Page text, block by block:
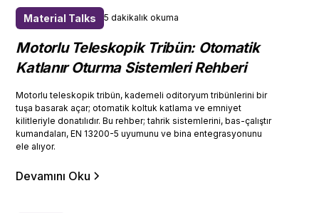
Material Talks 5 dakikalık okuma
Motorlu Teleskopik Tribün: Otomatik
Katlanır Oturma Sistemleri Rehberi
Motorlu teleskopik tribün, kademeli oditoryum tribünlerini bir
tuşa basarak açar; otomatik koltuk katlama ve emniyet
kilitleriyle donatılıdır. Bu rehber; tahrik sistemlerini, bas-çalıştır
kumandaları, EN 13200-5 uyumunu ve bina entegrasyonunu
ele alıyor.
Devamını Oku